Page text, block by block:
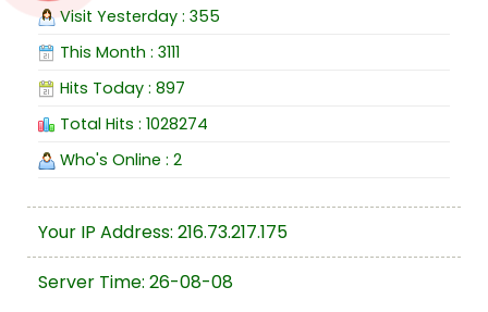
Visit Yesterday : 355
This Month : 3111
Hits Today : 897
Total Hits : 1028274
Who's Online : 2
Your IP Address: 216.73.217.175
Server Time: 26-08-08